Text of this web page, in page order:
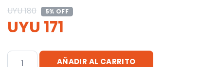
UYU180 5% OFF
UYU 171
Set
AÑADIR AL CARRITO